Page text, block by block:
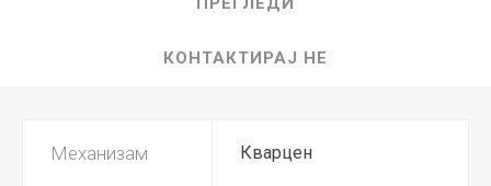
КОНТАКТИРАЈ НЕ
Механизам Кварцен